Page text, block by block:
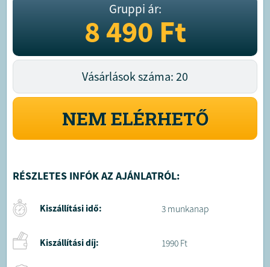
Gruppi ár:
8 490Ft
Vásárlások száma: 20
NEM ELÉRHETŐ
RÉSZLETES INFÓK AZ AJÁNLATRÓL:
Kiszállítási idő: 3 munkanap
Kiszállítási díj: 1990 Ft